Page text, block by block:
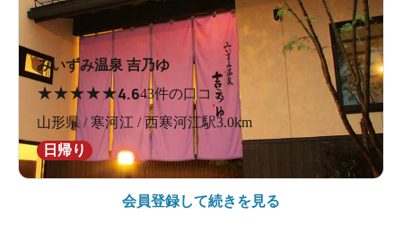
みいずみ温泉 吉乃ゆ
★★★★★4.643件の口コミ
山形県 / 寒河江 / 西寒河江駅3.0km
日帰り
会員登録して続きを見る